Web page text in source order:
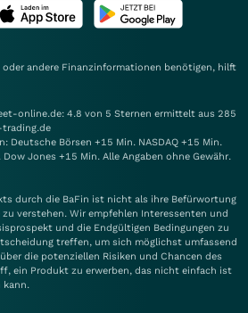
oder andere Finanzinformationen benötigen, hilft
online.de: 4.8 von 5 Sternen ermittelt aus 285
trading.de
Deutsche Börsen +15 Min. NASDAQ +15 Min.
Dow Jones +15 Min. Alle Angaben ohne Gewähr.
durch die BaFin ist nicht als ihre Befürwortung
verstehen. Wir empfehlen Interessenten und
und die Endgültigen Bedingungen zu
treffen, um sich möglichst umfassend
die potenziellen Risiken und Chancen des
ein Produkt zu erwerben, das nicht einfach ist
kann.